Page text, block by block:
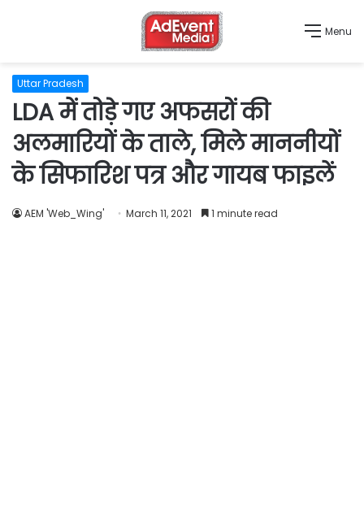
Menu
Uttar Pradesh
LDA में तोड़े गए अफसरों की
अलमारियों के ताले, मिले माननीयों
के सिफारिश पत्र और गायब फाइलें
AEM 'Web_Wing' March 11, 2021 1 minute read